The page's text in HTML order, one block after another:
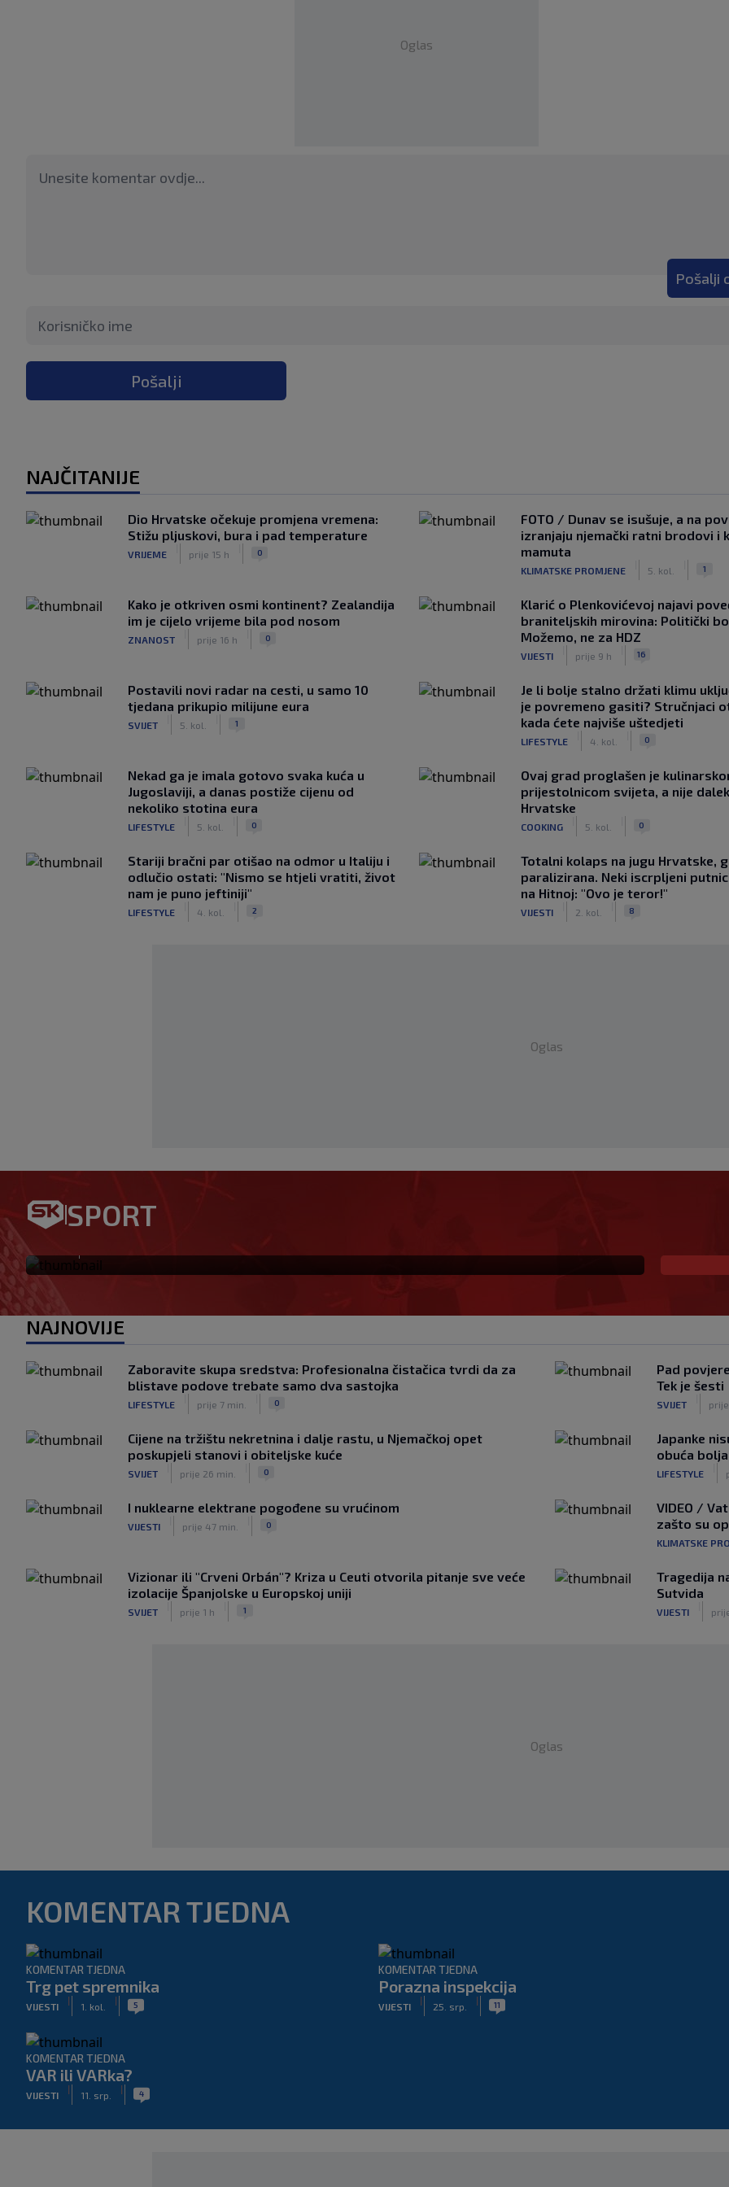
Oglas
Pošalji
Pošalji
NAJČITANIJE
Dio Hrvatske očekuje promjena vremena:
Stižu pljuskovi, bura i pad temperature
VRIJEME prije 15 h 0
FOTO / Dunav se isušuje, a na
izranjaju njemački ratni brodovi i
mamuta
KLIMATSKE PROMJENE 5. kol. 1
Kako je otkriven osmi kontinent? Zealandija
im je cijelo vrijeme bila pod nosom
ZNANOST prije 16 h 0
Klarić o Plenkovićevoj najavi
braniteljskih mirovina: Politički
Možemo, ne za HDZ
VIJESTI prije 9 h 16
Postavili novi radar na cesti, u samo 10
tjedana prikupio milijune eura
SVIJET 5. kol. 1
Je li bolje stalno držati klimu
je povremeno gasiti? Stručnjaci
kada ćete najviše uštedjeti
LIFESTYLE 4. kol. 0
Nekad ga je imala gotovo svaka kuća u
Jugoslaviji, a danas postiže cijenu od
nekoliko stotina eura
LIFESTYLE 5. kol. 0
Ovaj grad proglašen je
prijestolnicom svijeta, a nije
Hrvatske
COOKING 5. kol. 0
Stariji bračni par otišao na odmor u Italiju i
odlučio ostati: "Nismo se htjeli vratiti, život
nam je puno jeftiniji"
LIFESTYLE 4. kol. 2
Totalni kolaps na jugu Hrvatske,
paralizirana. Neki iscrpljeni
na Hitnoj: "Ovo je teror!"
VIJESTI 2. kol. 8
Oglas
SPORT
Ovo se Hajduku nije dogodilo već šest godina
NAJNOVIJE
Zaboravite skupa sredstva: Profesionalna čistačica tvrdi da za
blistave podove trebate samo dva sastojka
LIFESTYLE prije 7 min. 0
Pad
Tek je šesti
SVIJET prije
Cijene na tržištu nekretnina i dalje rastu, u Njemačkoj opet
poskupjeli stanovi i obiteljske kuće
SVIJET prije 26 min. 0
Japanke
obuća
LIFESTYLE
I nuklearne elektrane pogođene su vrućinom
VIJESTI prije 47 min. 0
VIDEO /
zašto su
KLIMATSKE
Vizionar ili "Crveni Orbán"? Kriza u Ceuti otvorila pitanje sve veće
izolacije Španjolske u Europskoj uniji
SVIJET prije 1 h 1
Tragedija
Sutvida
VIJESTI
Oglas
KOMENTAR TJEDNA
KOMENTAR TJEDNA
Trg pet spremnika
VIJESTI
|
1. kol.
| 5
KOMENTAR TJEDNA
Porazna inspekcija
VIJESTI
|
25. srp.
| 11
KOMENTAR TJEDNA
VAR ili VARka?
VIJESTI
|
11. srp.
| 4